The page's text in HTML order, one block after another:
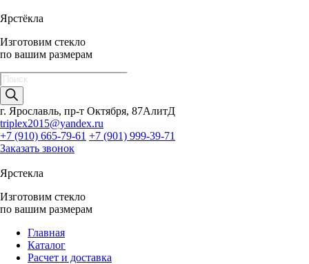
Ярстёкла
Изготовим стекло
по вашим размерам
Поиск
товаров
г. Ярославль, пр-т Октября, 87АлитД
triplex2015@yandex.ru
+7 (910) 665-79-61 +7 (901) 999-39-71
Заказать звонок
Ярстекла
Изготовим стекло
по вашим размерам
Главная
Каталог
Расчет и доставка